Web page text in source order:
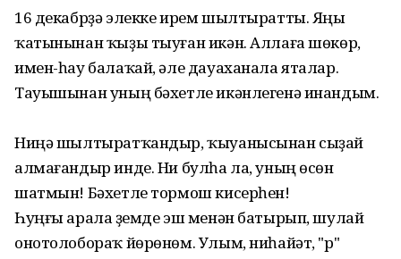
16 декабрҙә элекке ирем шылтыратты. Яңы
ҡатынынан ҡыҙы тыуған икән. Аллаға шөкөр,
имен-һау балаҡай, әле дауаханала яталар.
Тауышынан уның бәхетле икәнлегенә инандым.
Ниңә шылтыратҡандыр, ҡыуанысынан сыҙай
алмағандыр инде. Ни булһа ла, уның өсөн
шатмын! Бәхетле тормош кисерһен!
Һуңғы арала үҙемде эш менән батырып, шулай
онотолобораҡ йөрөнөм. Улым, ниһайәт, "р"